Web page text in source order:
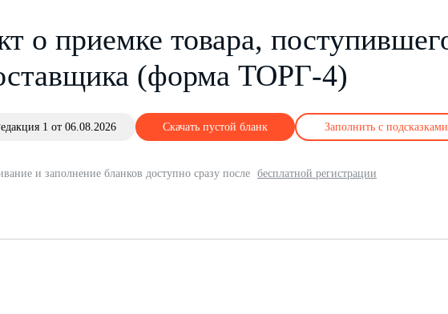
о приемке товара,
(форма ТОРГ-4)
1 от 06.08.2026 Скачать пустой бланк Заполнить с подсказками
и заполнение бланков доступно сразу после бесплатной регистрации